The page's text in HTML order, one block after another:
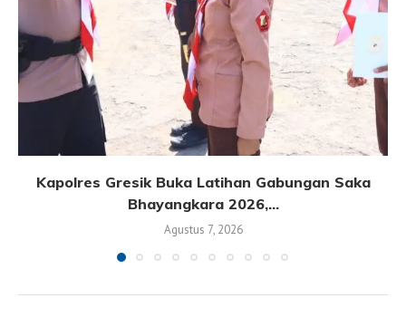
Kapolres Gresik Buka Latihan Gabungan Saka
Bhayangkara 2026,...
Agustus 7, 2026